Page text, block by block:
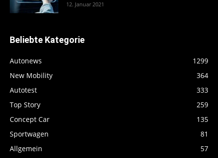
12. Januar 2021
Beliebte Kategorie
Autonews
1299
New Mobility
364
Autotest
333
Top Story
259
Concept Car
135
Sportwagen
81
Allgemein
57